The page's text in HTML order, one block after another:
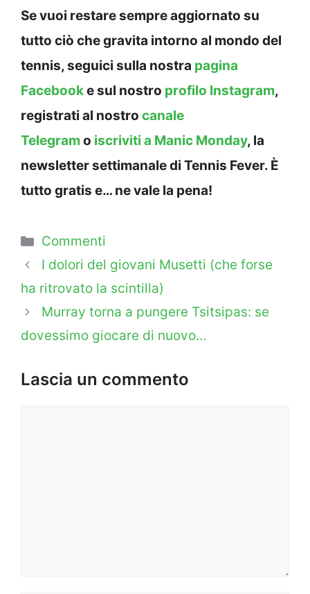
Se vuoi restare sempre aggiornato su
tutto ciò che gravita intorno al mondo del
tennis, seguici sulla nostra pagina
Facebooke sul nostro profilo Instagram,
registrati al nostro canale
Telegramo iscriviti a Manic Monday, la
newsletter settimanale di Tennis Fever. È
tutto gratis e… ne vale la pena!
Categorie
Commenti
I dolori del giovani Musetti (che forse
ha ritrovato la scintilla)
Murray torna a pungere Tsitsipas: se
dovessimo giocare di nuovo…
Lascia un commento